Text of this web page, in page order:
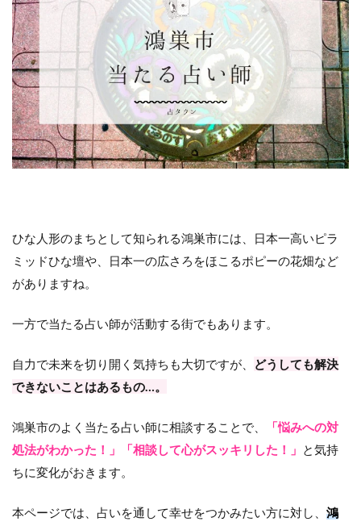
ひな人形のまちとして知られる鴻巣市には、日本一高いピラ
ミッドひな壇や、日本一の広さろをほこるポピーの花畑など
がありますね。
一方で当たる占い師が活動する街でもあります。
自力で未来を切り開く気持ちも大切ですが、
どうしても解決
できないことはあるもの…。
鴻巣市のよく当たる占い師に相談することで、
「悩みへの対
処法がわかった！」「相談して心がスッキリした！」 と気持
ちに変化がおきます。
本ページでは、占いを通して幸せをつかみたい方に対し、 鴻